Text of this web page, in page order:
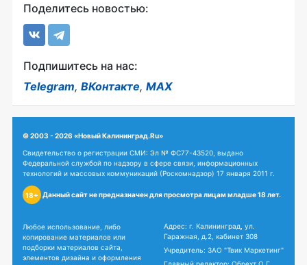
Поделитесь новостью:
Подпишитесь на нас:
Telegram, ВКонтакте, MAX
© 2003 - 2026 «Новый Калининград.Ru»
Свидетельство о регистрации СМИ: Эл № ФС77-43520, выдано
Федеральной службой по надзору в сфере связи, информационных
технологий и массовых коммуникаций (Роскомнадзор) 17 января 2011 г.
18+ Данный сайт не предназначен для просмотра лицам младше 18 лет.
Любое использование, либо
копирование материалов или
подборки материалов сайта,
элементов дизайна и оформления
Адрес: г. Калининград, ул.
Гаражная, д.2, кабинет 308
Учредитель: ЗАО "Твик Маркетинг"